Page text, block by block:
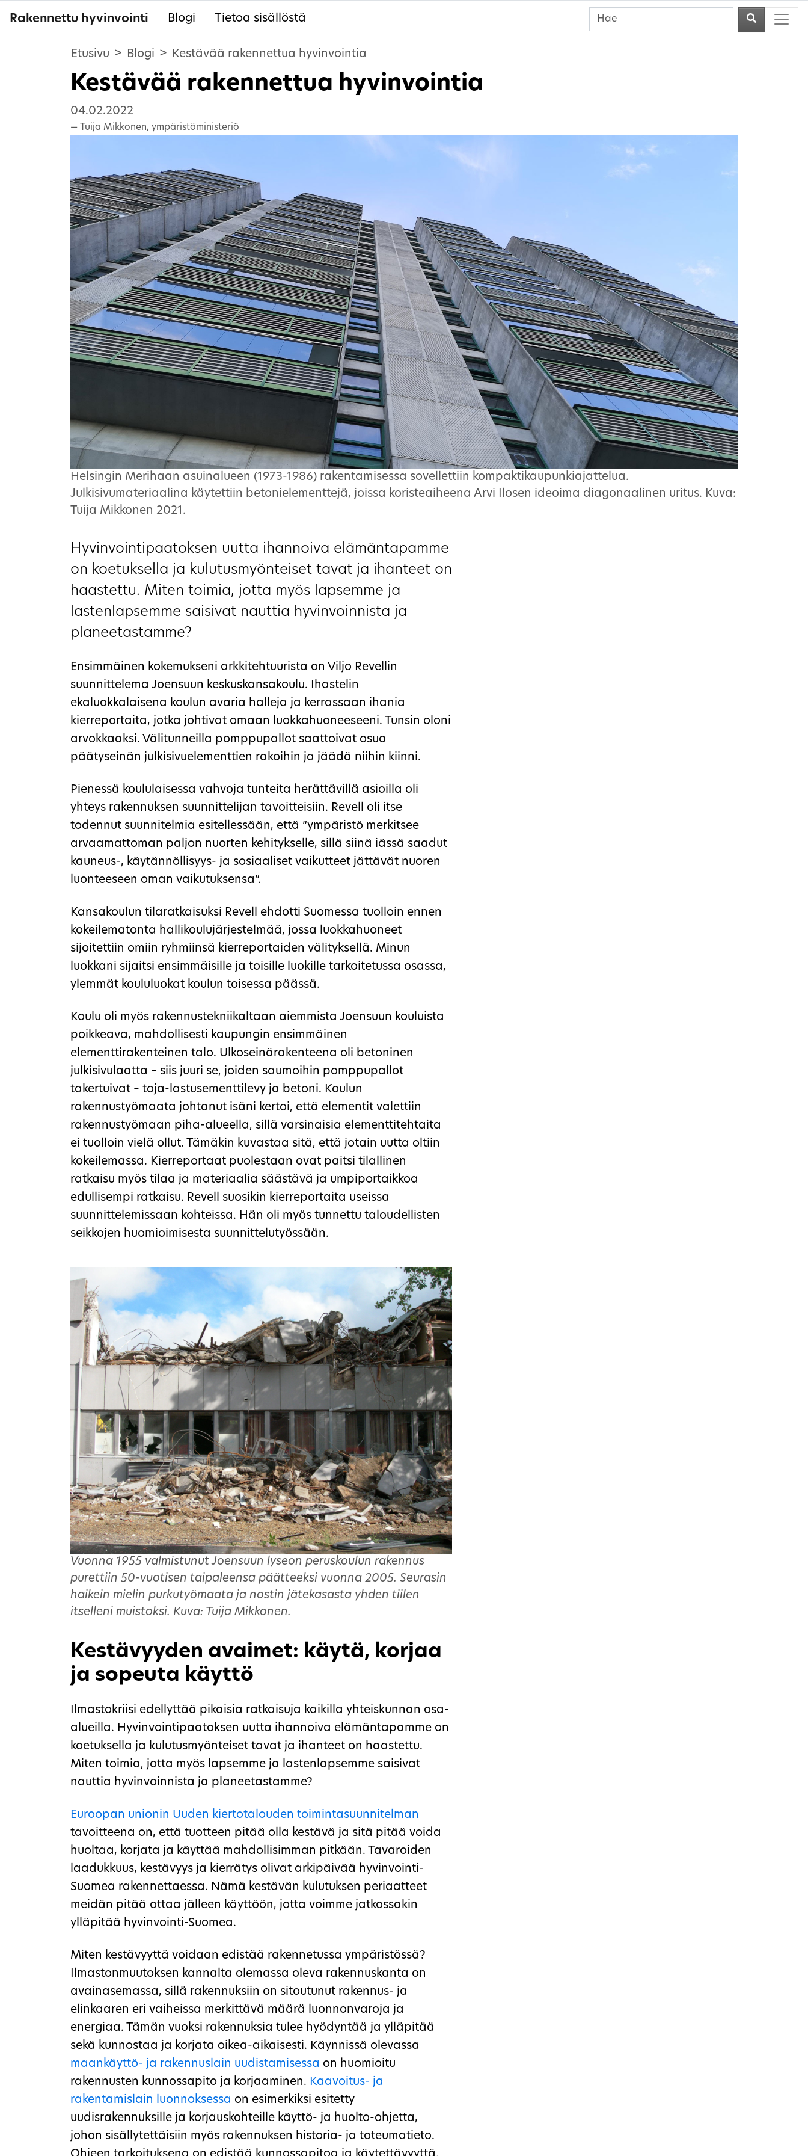
Rakennettu hyvinvointi Blogi Tietoa sisällöstä
Etusivu Blogi Kestävää rakennettua hyvinvointia
Kestävää rakennettua hyvinvointia
04.02.2022
Tuija Mikkonen, ympäristöministeriö
Helsingin Merihaan asuinalueen (1973-1986) rakentamisessa sovellettiin kompaktikaupunkiajattelua.
Julkisivumateriaalina käytettiin betonielementtejä, joissa koristeaiheena Arvi Ilosen ideoima diagonaalinen uritus. Kuva:
Tuija Mikkonen 2021.
Hyvinvointipaatoksen uutta ihannoiva elämäntapamme
on koetuksella ja kulutusmyönteiset tavat ja ihanteet on
haastettu. Miten toimia, jotta myös lapsemme ja
lastenlapsemme saisivat nauttia hyvinvoinnista ja
planeetastamme?
Ensimmäinen kokemukseni arkkitehtuurista on Viljo Revellin
suunnittelema Joensuun keskuskansakoulu. Ihastelin
ekaluokkalaisena koulun avaria halleja ja kerrassaan ihania
kierreportaita, jotka johtivat omaan luokkahuoneeseeni. Tunsin oloni
arvokkaaksi. Välitunneilla pomppupallot saattoivat osua
päätyseinän julkisivuelementtien rakoihin ja jäädä niihin kiinni.
Pienessä koululaisessa vahvoja tunteita herättävillä asioilla oli
yhteys rakennuksen suunnittelijan tavoitteisiin. Revell oli itse
todennut suunnitelmia esitellessään, että ”ympäristö merkitsee
arvaamattoman paljon nuorten kehitykselle, sillä siinä iässä saadut
kauneus-, käytännöllisyys- ja sosiaaliset vaikutteet jättävät nuoren
luonteeseen oman vaikutuksensa”.
Kansakoulun tilaratkaisuksi Revell ehdotti Suomessa tuolloin ennen
kokeilematonta hallikoulujärjestelmää, jossa luokkahuoneet
sijoitettiin omiin ryhmiinsä kierreportaiden välityksellä. Minun
luokkani sijaitsi ensimmäisille ja toisille luokille tarkoitetussa osassa,
ylemmät koululuokat koulun toisessa päässä.
Koulu oli myös rakennustekniikaltaan aiemmista Joensuun kouluista
poikkeava, mahdollisesti kaupungin ensimmäinen
elementtirakenteinen talo. Ulkoseinärakenteena oli betoninen
julkisivulaatta – siis juuri se, joiden saumoihin pomppupallot
takertuivat – toja-lastusementtilevy ja betoni. Koulun
rakennustyömaata johtanut isäni kertoi, että elementit valettiin
rakennustyömaan piha-alueella, sillä varsinaisia elementtitehtaita
ei tuolloin vielä ollut. Tämäkin kuvastaa sitä, että jotain uutta oltiin
kokeilemassa. Kierreportaat puolestaan ovat paitsi tilallinen
ratkaisu myös tilaa ja materiaalia säästävä ja umpiportaikkoa
edullisempi ratkaisu. Revell suosikin kierreportaita useissa
suunnittelemissaan kohteissa. Hän oli myös tunnettu taloudellisten
seikkojen huomioimisesta suunnittelutyössään.
Vuonna 1955 valmistunut Joensuun lyseon peruskoulun rakennus
purettiin 50-vuotisen taipaleensa päätteeksi vuonna 2005. Seurasin
haikein mielin purkutyömaata ja nostin jätekasasta yhden tiilen
itselleni muistoksi. Kuva: Tuija Mikkonen.
Kestävyyden avaimet: käytä, korjaa
ja sopeuta käyttö
Ilmastokriisi edellyttää pikaisia ratkaisuja kaikilla yhteiskunnan osa-
alueilla. Hyvinvointipaatoksen uutta ihannoiva elämäntapamme on
koetuksella ja kulutusmyönteiset tavat ja ihanteet on haastettu.
Miten toimia, jotta myös lapsemme ja lastenlapsemme saisivat
nauttia hyvinvoinnista ja planeetastamme?
Euroopan unionin Uuden kiertotalouden toimintasuunnitelman
tavoitteena on, että tuotteen pitää olla kestävä ja sitä pitää voida
huoltaa, korjata ja käyttää mahdollisimman pitkään. Tavaroiden
laadukkuus, kestävyys ja kierrätys olivat arkipäivää hyvinvointi-
Suomea rakennettaessa. Nämä kestävän kulutuksen periaatteet
meidän pitää ottaa jälleen käyttöön, jotta voimme jatkossakin
ylläpitää hyvinvointi-Suomea.
Miten kestävyyttä voidaan edistää rakennetussa ympäristössä?
Ilmastonmuutoksen kannalta olemassa oleva rakennuskanta on
avainasemassa, sillä rakennuksiin on sitoutunut rakennus- ja
elinkaaren eri vaiheissa merkittävä määrä luonnonvaroja ja
energiaa. Tämän vuoksi rakennuksia tulee hyödyntää ja ylläpitää
sekä kunnostaa ja korjata oikea-aikaisesti. Käynnissä olevassa
maankäyttö- ja rakennuslain uudistamisessa on huomioitu
rakennusten kunnossapito ja korjaaminen. Kaavoitus- ja
rakentamislain luonnoksessa on esimerkiksi esitetty
uudisrakennuksille ja korjauskohteille käyttö- ja huolto-ohjetta,
johon sisällytettäisiin myös rakennuksen historia- ja toteumatieto.